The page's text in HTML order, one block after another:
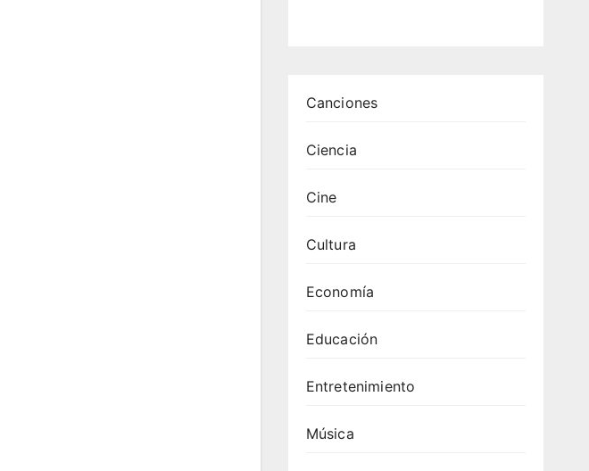
Canciones
Ciencia
Cine
Cultura
Economía
Educación
Entretenimiento
Música